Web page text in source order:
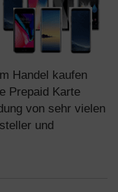
Handel kaufen
Prepaid Karte
von sehr vielen
und